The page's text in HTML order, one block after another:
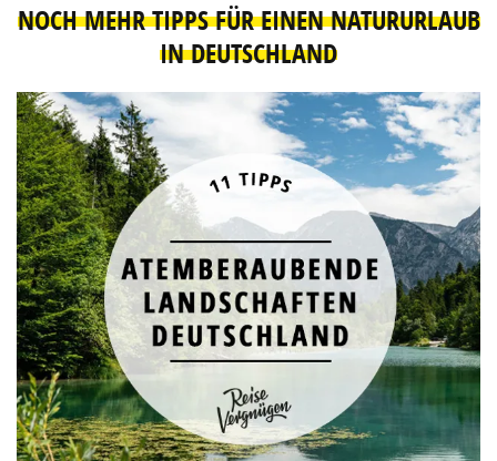
NOCH MEHR TIPPS FÜR EINEN NATURURLAUB
IN DEUTSCHLAND